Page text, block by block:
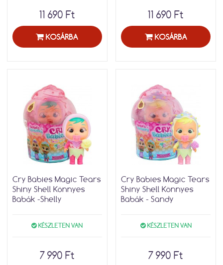
11 690 Ft
KOSÁRBA
11 690 Ft
KOSÁRBA
Cry Babies Magic Tears
Shiny Shell Könnyes
Babák -Shelly
KÉSZLETEN VAN
7 990 Ft
Cry Babies Magic Tears
Shiny Shell Könnyes
Babák - Sandy
KÉSZLETEN VAN
7 990 Ft